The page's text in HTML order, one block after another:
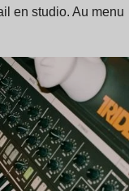
en studio. Au menu